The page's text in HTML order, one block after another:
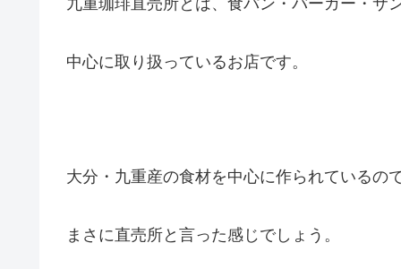
九重珈琲直売所とは、食パン・バーガー・サ
中心に取り扱っているお店です。
大分・九重産の食材を中心に作られているので
まさに直売所と言った感じでしょう。